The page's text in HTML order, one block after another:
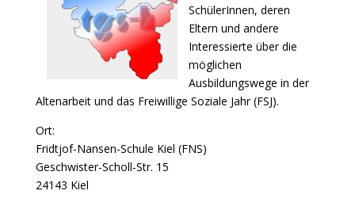
SchülerInnen, deren
Eltern und andere
Interessierte über die
möglichen
Ausbildungswege in der
Altenarbeit und das Freiwillige Soziale Jahr (FSJ).
Ort:
Fridtjof-Nansen-Schule Kiel (FNS)
Geschwister-Scholl-Str. 15
24143 Kiel